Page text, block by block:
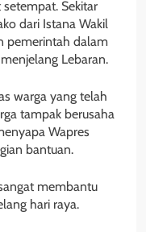
Sekitar
dari Istana Wakil
pemerintah dalam
Lebaran.
warga yang telah
tampak berusaha
Wapres
bantuan.
membantu
hari raya.